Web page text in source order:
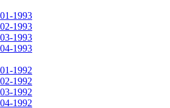
01-1993
02-1993
03-1993
04-1993
01-1992
02-1992
03-1992
04-1992